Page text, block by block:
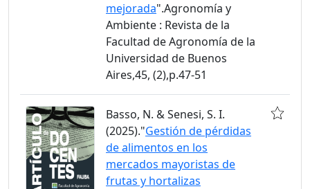
mejorada".Agronomía y
Ambiente : Revista de la
Facultad de Agronomía de la
Universidad de Buenos
Aires,45, (2),p.47-51
Basso, N. & Senesi, S. I.
(2025)."Gestión de pérdidas
de alimentos en los
mercados mayoristas de
frutas y hortalizas